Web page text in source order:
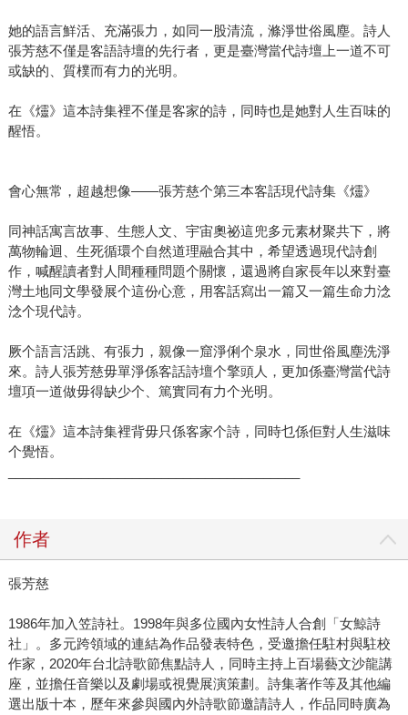
她的語言鮮活、充滿張力，如同一股清流，滌淨世俗風塵。詩人
張芳慈不僅是客語詩壇的先行者，更是臺灣當代詩壇上一道不可
或缺的、質樸而有力的光明。
在《爧》這本詩集裡不僅是客家的詩，同時也是她對人生百味的
醒悟。
會心無常，超越想像——張芳慈个第三本客話現代詩集《爧》
同神話寓言故事、生態人文、宇宙奧祕這兜多元素材聚共下，將
萬物輪迴、生死循環个自然道理融合其中，希望透過現代詩創
作，喊醒讀者對人間種種問題个關懷，還過將自家長年以來對臺
灣土地同文學發展个這份心意，用客話寫出一篇又一篇生命力淰
淰个現代詩。
厥个語言活跳、有張力，親像一窟淨俐个泉水，同世俗風塵洗淨
來。詩人張芳慈毋單淨係客話詩壇个擎頭人，更加係臺灣當代詩
壇項一道做毋得缺少个、篤實同有力个光明。
在《爧》這本詩集裡背毋只係客家个詩，同時乜係佢對人生滋味
个覺悟。
作者
張芳慈
1986年加入笠詩社。1998年與多位國內女性詩人合創「女鯨詩
社」。多元跨領域的連結為作品發表特色，受邀擔任駐村與駐校
作家，2020年台北詩歌節焦點詩人，同時主持上百場藝文沙龍講
座，並擔任音樂以及劇場或視覺展演策劃。詩集著作等及其他編
選出版十本，歷年來參與國內外詩歌節邀請詩人，作品同時廣為